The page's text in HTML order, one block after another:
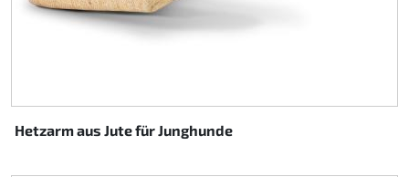
Hetzarm aus Jute für Junghunde